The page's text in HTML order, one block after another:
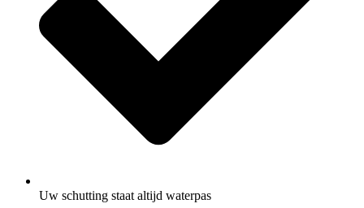
Uw schutting staat altijd waterpas